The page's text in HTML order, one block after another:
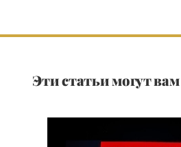
Эти статьи могут